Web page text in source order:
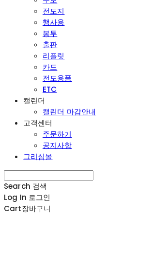
전도지
행사용
봉투
출판
리플릿
카드
전도용품
ETC
캘린더
캘린더 마감안내
고객센터
주문하기
공지사항
그리심몰
Search 검색
Log In 로그인
Cart장바구니